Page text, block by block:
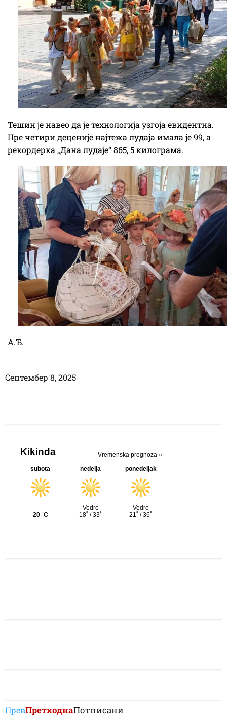
Тешин је навео да је технологија узгоја евидентна.
Пре четири деценије најтежа лудаја имала је 99, а
рекордерка „Дана лудаје“ 865, 5 килограма.
А.Ђ.
Септембер 8, 2025
ПревПретходнаПотписани